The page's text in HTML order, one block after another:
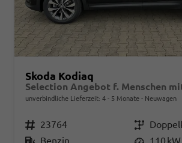
Skoda Kodiaq
unverbindliche Lieferzeit: 4 - 5 Monate Neuwagen
Fahrzeugnr. 23764 Getriebe